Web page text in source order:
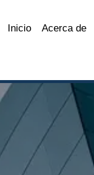
Inicio Acerca de